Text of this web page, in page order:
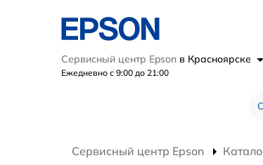
Сервисный центр Epson в Красноярске
Ежедневно с 9:00 до 21:00
Сервисный центр Epson